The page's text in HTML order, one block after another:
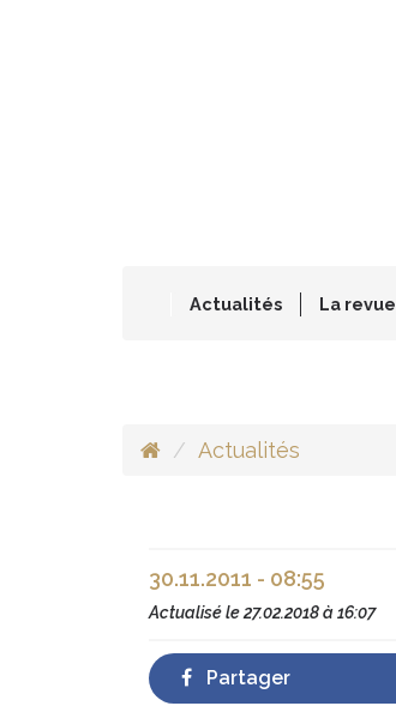
Actualités La revue
Actualités
30.11.2011 - 08:55
Actualisé le27.02.2018 à 16:07
Partager